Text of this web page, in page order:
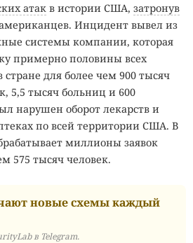
атак в истории США, затронув
Инцидент вывел из
системы компании, которая
примерно половины всех
для более чем 900 тысяч
5,5 тысяч больниц и 600
нарушен оборот лекарств и
по всей территории США. В
миллионы заявок
575 тысяч человек.
новые схемы каждый
в Telegram.